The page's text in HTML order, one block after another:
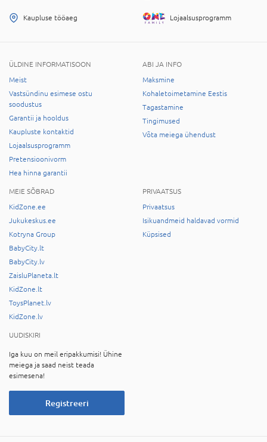
Kaupluse tööaeg Lojaalsusprogramm
ÜLDINE INFORMATISOON
Meist
Vastsündinu esimese ostu
soodustus
Garantii ja hooldus
Kaupluste kontaktid
Lojaalsusprogramm
Pretensioonivorm
Hea hinna garantii
ABI JA INFO
Maksmine
Kohaletoimetamine Eestis
Tagastamine
Tingimused
Võta meiega ühendust
MEIE SÕBRAD
KidZone.ee
Jukukeskus.ee
Kotryna Group
BabyCity.lt
BabyCity.lv
ZaisluPlaneta.lt
KidZone.lt
ToysPlanet.lv
KidZone.lv
PRIVAATSUS
Privaatsus
Isikuandmeid haldavad vormid
Küpsised
UUDISKIRI
Iga kuu on meil eripakkumisi! Ühine
meiega ja saad neist teada
esimesena!
Registreeri